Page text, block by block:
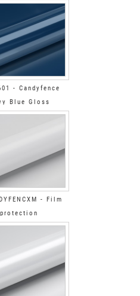
- Candyfence
Blue Gloss
- Film
Mat